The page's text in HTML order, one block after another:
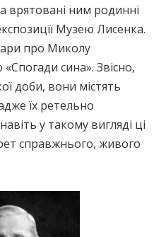
врятовані ним родинні
Музею Лисенка.
про Миколу
сина». Звісно,
доби, вони містять
їх ретельно
у такому вигляді ці
справжнього, живого